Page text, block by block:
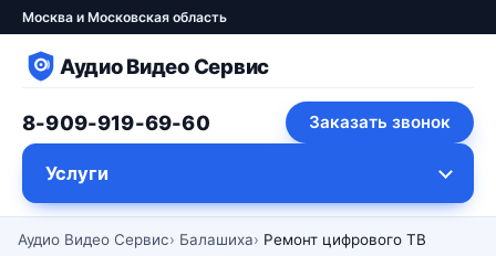
Москва и Московская область
Аудио Видео Сервис
Услуги
8-909-919-69-60 Заказать звонок
Аудио Видео Сервис Балашиха Ремонт цифрового ТВ